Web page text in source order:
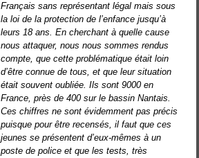
Français sans représentant légal mais sous
la loi de la protection de l’enfance jusqu’à
leurs 18 ans. En cherchant à quelle cause
nous attaquer, nous nous sommes rendus
compte, que cette problématique était loin
d’être connue de tous, et que leur situation
était souvent oubliée. Ils sont 9000 en
France, près de 400 sur le bassin Nantais.
Ces chiffres ne sont évidemment pas précis
puisque pour être recensés, il faut que ces
jeunes se présentent d’eux-mêmes à un
poste de police et que les tests, très